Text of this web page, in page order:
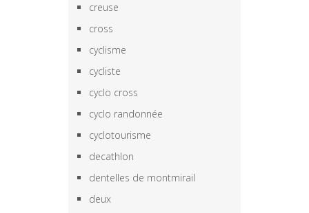
creuse
cross
cyclisme
cycliste
cyclo cross
cyclo randonnée
cyclotourisme
decathlon
dentelles de montmirail
deux